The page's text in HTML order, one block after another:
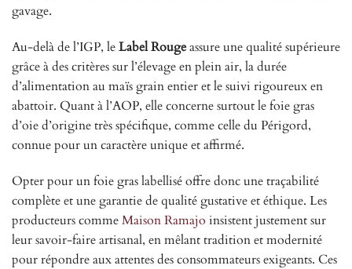
gavage.
Au-delà de l’IGP, leLabel Rougeassure une qualité supérieure
grâce à des critères sur l’élevage en plein air, la durée
d’alimentation au maïs grain entier et le suivi rigoureux en
abattoir. Quant à l’AOP, elle concerne surtout le foie gras
d’oie d’origine très spécifique, comme celle du Périgord,
connue pour un caractère unique et affirmé.
Opter pour un foie gras labellisé offre donc une traçabilité
complète et une garantie de qualité gustative et éthique. Les
producteurs commeMaison Ramajo insistent justement sur
leur savoir-faire artisanal, en mêlant tradition et modernité
pour répondre aux attentes des consommateurs exigeants. Ces